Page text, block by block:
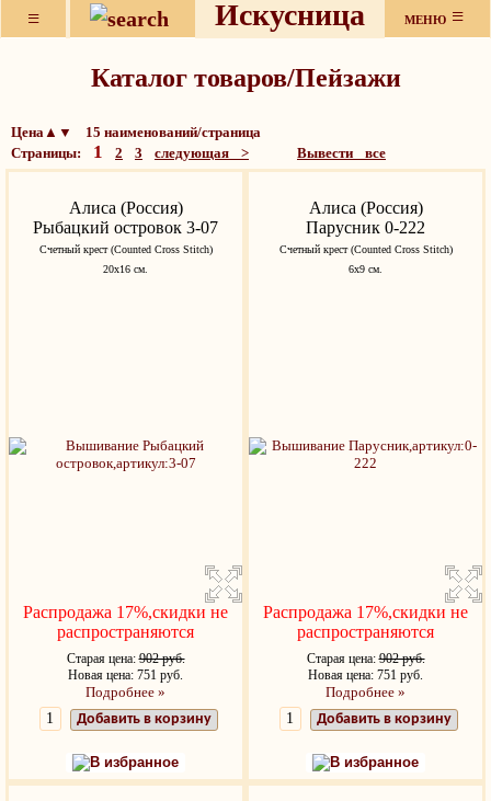
≡ Искусница МЕНЮ ≡
Каталог товаров/Пейзажи
Цена▲▼ 15 наименований/страница
Страницы: 1 2 3 следующая > Вывести все
Алиса (Россия)
Рыбацкий островок 3-07
Счетный крест (Counted Cross Stitch)
20х16 см.
Распродажа 17%,скидки не
распространяются
Старая цена:902 руб.
Новая цена: 751 руб.
Подробнее »
Добавить в корзину
В избранное
Алиса (Россия)
Парусник 0-222
Счетный крест (Counted Cross Stitch)
6х9 см.
Распродажа 17%,скидки не
распространяются
Старая цена:902 руб.
Новая цена: 751 руб.
Подробнее »
Добавить в корзину
В избранное